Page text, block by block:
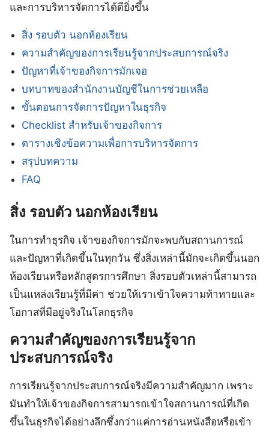
และการบริหารจัดการได้ดียิ่งขึ้น
สิ่ง รอบตัว นอกห้องเรียน
ความสำคัญของการเรียนรู้จากประสบการณ์จริง
ปัญหาที่เจ้าของกิจการมักเจอ
บทบาทของสำนักงานบัญชีในการช่วยเหลือ
ขั้นตอนการจัดการปัญหาในธุรกิจ
Checklist สำหรับเจ้าของกิจการ
ตารางเชิงข้อความเพื่อการบริหารจัดการ
สรุปบทความ
FAQ
สิ่ง รอบตัว นอกห้องเรียน
ในการทำธุรกิจ เจ้าของกิจการมักจะพบกับสถานการณ์
และปัญหาที่เกิดขึ้นในทุกวัน ซึ่งสิ่งเหล่านี้มักจะเกิดขึ้นนอก
ห้องเรียนหรือหลักสูตรการศึกษา สิ่งรอบตัวเหล่านี้สามารถ
เป็นแหล่งเรียนรู้ที่มีค่า ช่วยให้เราเข้าใจความท้าทายและ
โอกาสที่มีอยู่จริงในโลกธุรกิจ
ความสำคัญของการเรียนรู้จาก
ประสบการณ์จริง
การเรียนรู้จากประสบการณ์จริงมีความสำคัญมาก เพราะ
มันทำให้เจ้าของกิจการสามารถเข้าใจสถานการณ์ที่เกิด
ขึ้นในธุรกิจได้อย่างลึกซึ้งกว่าแค่การอ่านหนังสือหรือเข้า